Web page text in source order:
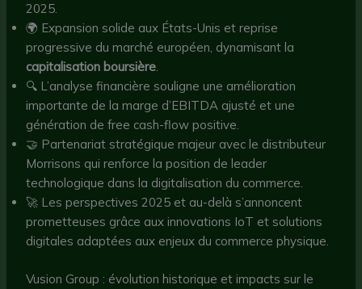
2025.
🌍 Expansion solide aux États-Unis et reprise
progressive du marché européen, dynamisant la
capitalisation boursière.
🔍 L’analyse financière souligne une amélioration
importante de la marge d’EBITDA ajusté et une
génération de free cash-flow positive.
🤝 Partenariat stratégique majeur avec le distributeur
Morrisons qui renforce la position de leader
technologique dans la digitalisation du commerce.
🚀 Les perspectives 2025 et au-delà s’annoncent
prometteuses grâce aux innovations IoT et solutions
digitales adaptées aux enjeux du commerce physique.
Vusion Group : évolution historique et impacts sur le